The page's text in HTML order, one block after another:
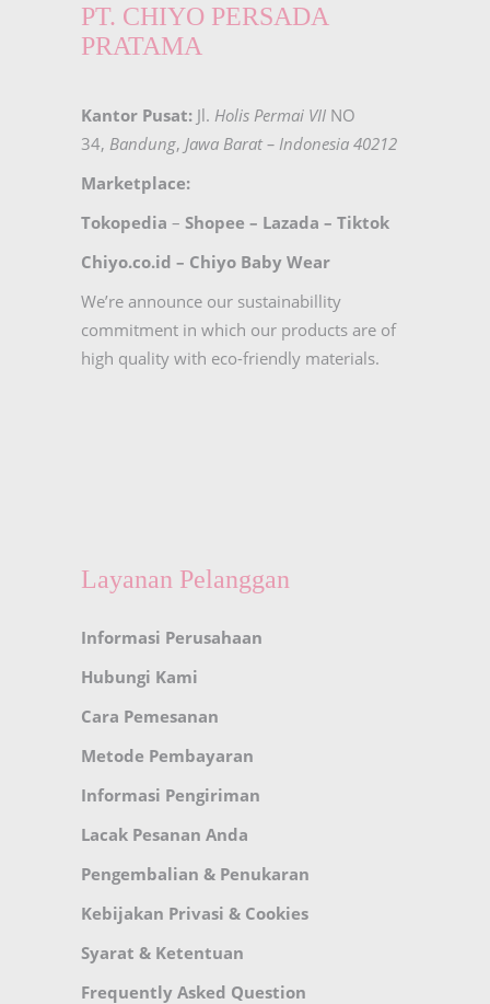
PT. CHIYO PERSADA
PRATAMA
Kantor Pusat: Jl. Holis Permai VII NO
34, Bandung, Jawa Barat – Indonesia 40212
Marketplace:
Tokopedia – Shopee – Lazada – Tiktok
Chiyo.co.id – Chiyo Baby Wear
We’re announce our sustainabillity
commitment in which our products are of
high quality with eco-friendly materials.
Layanan Pelanggan
Informasi Perusahaan
Hubungi Kami
Cara Pemesanan
Metode Pembayaran
Informasi Pengiriman
Lacak Pesanan Anda
Pengembalian & Penukaran
Kebijakan Privasi & Cookies
Syarat & Ketentuan
Frequently Asked Question